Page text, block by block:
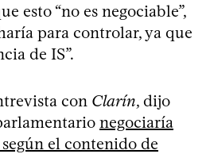
esto “no es negociable”,
para controlar, ya que
de IS”.
con Clarín, dijo
negociaría
el contenido de